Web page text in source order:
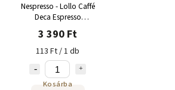
Nespresso - Lollo Caffé
Deca Espresso
koffeinmentes kapszula
30 adag
3 390 Ft
113 Ft / 1 db
Kosárba